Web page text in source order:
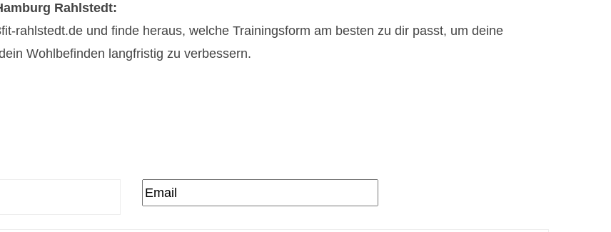
Rahlstedt:
rahlstedt.de und finde heraus, welche Trainingsform am besten zu dir passt, um deine
Wohlbefinden langfristig zu verbessern.